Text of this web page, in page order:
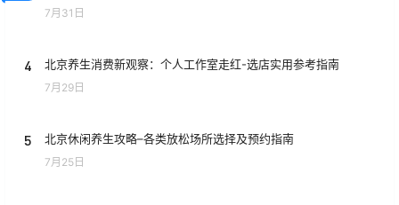
7月31日
4 北京养生消费新观察：个人工作室走红-选店实用参考指南
7月29日
5 北京休闲养生攻略–各类放松场所选择及预约指南
7月25日